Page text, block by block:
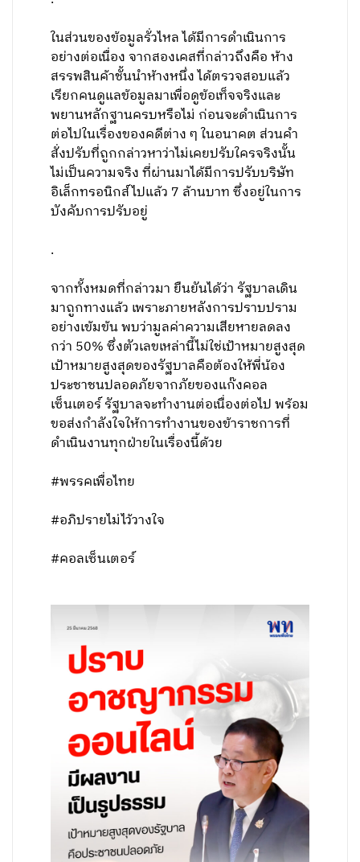
ในส่วนของข้อมูลรั่วไหล ได้มีการดำเนินการ
อย่างต่อเนื่อง จากสองเคสที่กล่าวถึงคือ ห้าง
สรรพสินค้าชั้นนำห้างหนึ่ง ได้ตรวจสอบแล้ว
เรียกคนดูแลข้อมูลมาเพื่อดูข้อเท็จจริงและ
พยานหลักฐานครบหรือไม่ ก่อนจะดำเนินการ
ต่อไปในเรื่องของคดีต่าง ๆ ในอนาคต ส่วนคำ
สั่งปรับที่ถูกกล่าวหาว่าไม่เคยปรับใครจริงนั้น
ไม่เป็นความจริง ที่ผ่านมาได้มีการปรับบริษัท
อิเล็กทรอนิกส์ไปแล้ว 7 ล้านบาท ซึ่งอยู่ในการ
บังคับการปรับอยู่
.
จากทั้งหมดที่กล่าวมา ยืนยันได้ว่า รัฐบาลเดิน
มาถูกทางแล้ว เพราะภายหลังการปราบปราม
อย่างเข้มข้น พบว่ามูลค่าความเสียหายลดลง
กว่า 50% ซึ่งตัวเลขเหล่านี้ไม่ใช่เป้าหมายสูงสุด
เป้าหมายสูงสุดของรัฐบาลคือต้องให้พี่น้อง
ประชาชนปลอดภัยจากภัยของแก๊งคอล
เซ็นเตอร์ รัฐบาลจะทำงานต่อเนื่องต่อไป พร้อม
ขอส่งกำลังใจให้การทำงานของข้าราชการที่
ดำเนินงานทุกฝ่ายในเรื่องนี้ด้วย
#พรรคเพื่อไทย
#อภิปรายไม่ไว้วางใจ
#คอลเซ็นเตอร์